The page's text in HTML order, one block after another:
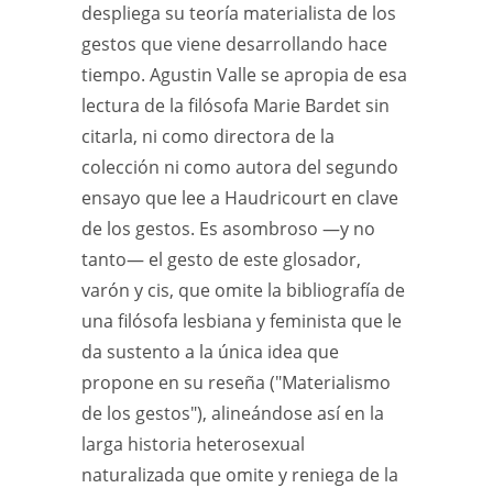
despliega su teoría materialista de los
gestos que viene desarrollando hace
tiempo. Agustin Valle se apropia de esa
lectura de la filósofa Marie Bardet sin
citarla, ni como directora de la
colección ni como autora del segundo
ensayo que lee a Haudricourt en clave
de los gestos. Es asombroso —y no
tanto— el gesto de este glosador,
varón y cis, que omite la bibliografía de
una filósofa lesbiana y feminista que le
da sustento a la única idea que
propone en su reseña ("Materialismo
de los gestos"), alineándose así en la
larga historia heterosexual
naturalizada que omite y reniega de la